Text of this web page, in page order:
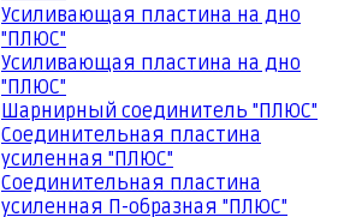
Усиливающая пластина на дно
"ПЛЮС"
Усиливающая пластина на дно
"ПЛЮС"
Шарнирный соединитель "ПЛЮС"
Соединительная пластина
усиленная "ПЛЮС"
Соединительная пластина
усиленная П-образная "ПЛЮС"